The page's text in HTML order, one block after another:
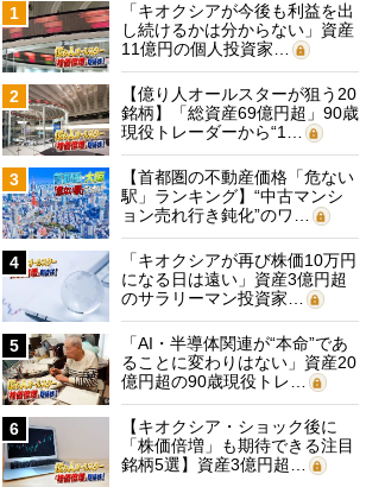
1
「キオクシアが今後も利益を出
し続けるかは分からない」資産
11億円の個人投資家…
2
【億り人オールスターが狙う20
銘柄】「総資産69億円超」90歳
現役トレーダーから“1…
3
【首都圏の不動産価格「危ない
駅」ランキング】“中古マンシ
ョン売れ行き鈍化”のワ…
4
「キオクシアが再び株価10万円
になる日は遠い」資産3億円超
のサラリーマン投資家…
5
「AI・半導体関連が“本命”であ
ることに変わりはない」資産20
億円超の90歳現役トレ…
6
【キオクシア・ショック後に
「株価倍増」も期待できる注目
銘柄5選】資産3億円超…